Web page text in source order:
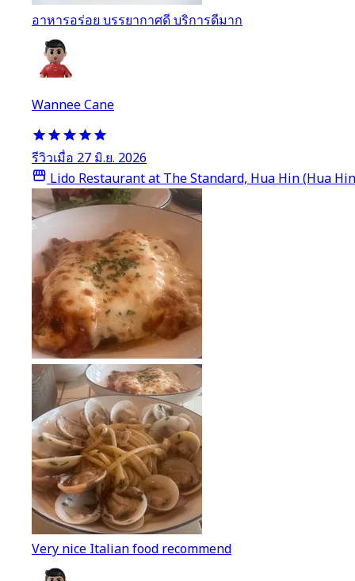
อาหารอร่อย บรรยากาศดี บริการดีมาก
Wannee Cane
รีวิวเมื่อ 27 มิ.ย. 2026
Lido Restaurant at The Standard, Hua Hin (Hua
Very nice Italian food recommend